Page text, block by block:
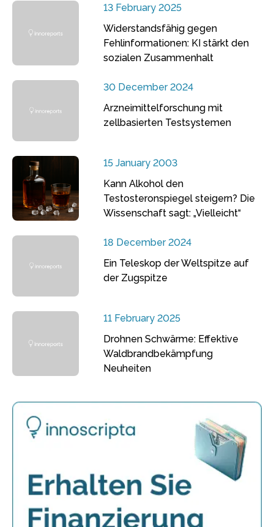
13 February 2025
Widerstandsfähig gegen
Fehlinformationen: KI stärkt den
sozialen Zusammenhalt
30 December 2024
Arzneimittelforschung mit
zellbasierten Testsystemen
15 January 2003
Kann Alkohol den
Testosteronspiegel steigern? Die
Wissenschaft sagt: „Vielleicht“
18 December 2024
Ein Teleskop der Weltspitze auf
der Zugspitze
11 February 2025
Drohnen Schwärme: Effektive
Waldbrandbekämpfung
Neuheiten